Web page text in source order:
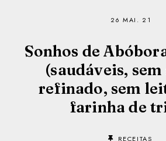
26 MAI. 21
Sonhos de
(saudáveis,
refinado, sem
farinha de
RECEITAS